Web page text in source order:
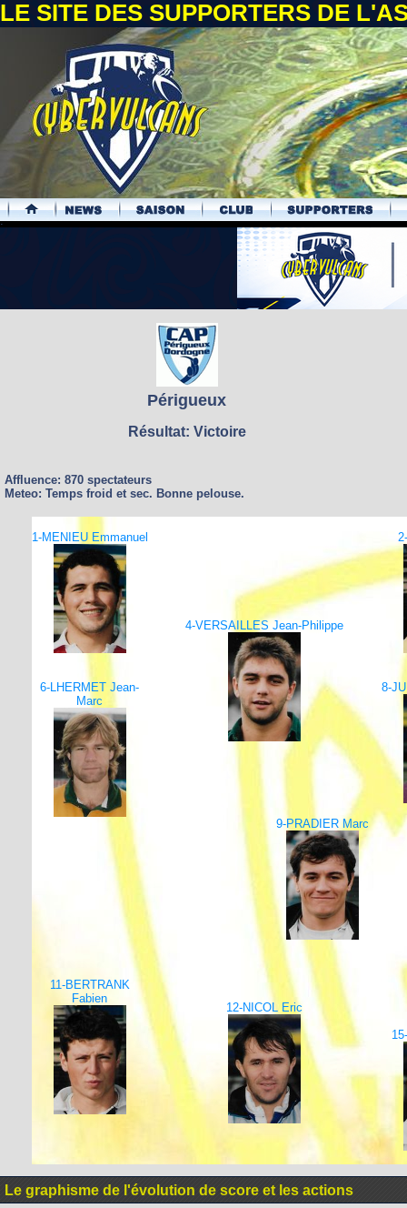
LE SITE DES SUPPORTERS DE
.
Périgueux
Résultat: Victoire
Affluence: 870 spectateurs
Meteo: Temps froid et sec. Bonne pelouse.
1-MENIEU Emmanuel
4-VERSAILLES Jean-Philippe
6-LHERMET Jean-
Marc
8-
9-PRADIER Marc
11-BERTRANK
Fabien
12-NICOL Eric
Le graphisme de l'évolution de score et les actions